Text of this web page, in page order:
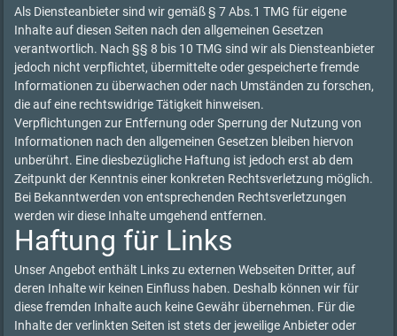
Als Diensteanbieter sind wir gemäß § 7 Abs.1 TMG für eigene
Inhalte auf diesen Seiten nach den allgemeinen Gesetzen
verantwortlich. Nach §§ 8 bis 10 TMG sind wir als Diensteanbieter
jedoch nicht verpflichtet, übermittelte oder gespeicherte fremde
Informationen zu überwachen oder nach Umständen zu forschen,
die auf eine rechtswidrige Tätigkeit hinweisen.
Verpflichtungen zur Entfernung oder Sperrung der Nutzung von
Informationen nach den allgemeinen Gesetzen bleiben hiervon
unberührt. Eine diesbezügliche Haftung ist jedoch erst ab dem
Zeitpunkt der Kenntnis einer konkreten Rechtsverletzung möglich.
Bei Bekanntwerden von entsprechenden Rechtsverletzungen
werden wir diese Inhalte umgehend entfernen.
Haftung für Links
Unser Angebot enthält Links zu externen Webseiten Dritter, auf
deren Inhalte wir keinen Einfluss haben. Deshalb können wir für
diese fremden Inhalte auch keine Gewähr übernehmen. Für die
Inhalte der verlinkten Seiten ist stets der jeweilige Anbieter oder